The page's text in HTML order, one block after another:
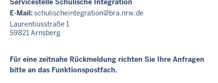
E-Mail:schulischeintegration@bra.nrw.de
Laurentiusstraße 1
59821 Arnsberg
Für eine zeitnahe Rückmeldung richten Sie Ihre Anfragen
bitte an das Funktionspostfach.